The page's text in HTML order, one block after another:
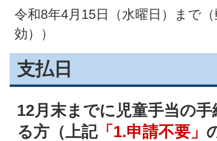
令和8年4月15日（水曜日）まで
効））
支払日
12月末までに児童手当の
る方（上記「1.申請不要」